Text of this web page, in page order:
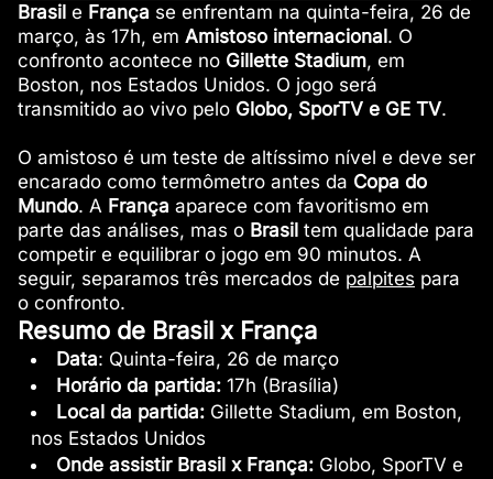
Brasil e França se enfrentam na quinta-feira, 26 de
março, às 17h, em Amistoso internacional . O
confronto acontece no Gillette Stadium, em
Boston, nos Estados Unidos. O jogo será
transmitido ao vivo pelo Globo, SporTV e GE TV.
O amistoso é um teste de altíssimo nível e deve ser
encarado como termômetro antes da Copa do
Mundo. A França aparece com favoritismo em
parte das análises, mas o Brasil tem qualidade para
competir e equilibrar o jogo em 90 minutos. A
seguir, separamos três mercados de palpites para
o confronto.
Resumo de Brasil x França
Data: Quinta-feira, 26 de março
Horário da partida:17h (Brasília)
Local da partida:Gillette Stadium, em Boston,
nos Estados Unidos
Onde assistir Brasil x França:Globo, SporTV e